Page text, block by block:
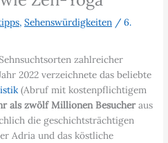
,Sehenswürdigkeiten /6.
zahlreicher
2022 verzeichnete das beliebte
(Abruf mit kostenpflichtigem
als zwölf Millionen Besucheraus
die geschichtsträchtigen
Adria und das köstliche